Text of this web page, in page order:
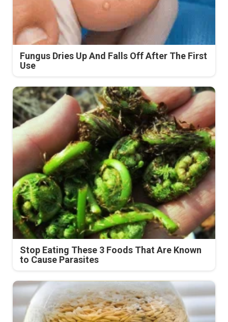
Fungus Dries Up And Falls Off After The First
Use
Stop Eating These 3 Foods That Are Known
to Cause Parasites